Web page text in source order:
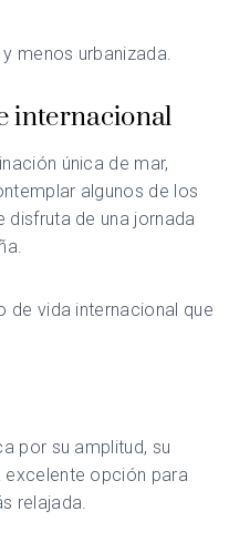
menos urbanizada.
internacional
única de mar,
algunos de los
de una jornada
vida internacional que
por su amplitud, su
excelente opción para
relajada.